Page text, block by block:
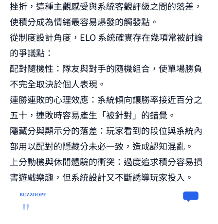
挫折，這種主觀感受與系統客觀評級之間的落差，
使積分成為情緒最容易爆發的觸發點。
從制度設計角度，ELO 系統確實存在幾項常被討論
的爭議點：
配對隨機性：隊友與對手的隨機組合，使單場勝負
不完全取決於個人表現。
連勝連敗的心理效應：系統傾向讓勝率接近百分之
五十，連敗時容易產生「被針對」的錯覺。
隱藏分與顯示分的落差：玩家看到的段位與系統內
部用以配對的隱藏分未必一致，造成認知混亂。
上分動機與休閒體驗的衝突：過度追求積分容易損
害遊戲樂趣，但系統設計又不斷誘導玩家投入。